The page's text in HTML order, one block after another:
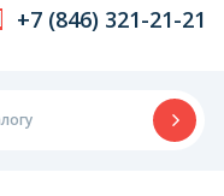
+7 (846) 321-21-21